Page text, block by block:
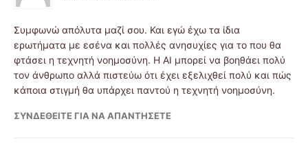
Συμφωνώ απόλυτα μαζί σου. Και εγώ έχω τα ίδια
ερωτήματα με εσένα και πολλές ανησυχίες για το που θα
φτάσει η τεχνητή νοημοσύνη. Η AI μπορεί να βοηθάει πολύ
τον άνθρωπο αλλά πιστεύω ότι έχει εξελιχθεί πολύ και πώς
κάποια στιγμή θα υπάρχει παντού η τεχνητή νοημοσύνη.
ΣΥΝΔΕΘΕΊΤΕ ΓΙΑ ΝΑ ΑΠΑΝΤΉΣΕΤΕ